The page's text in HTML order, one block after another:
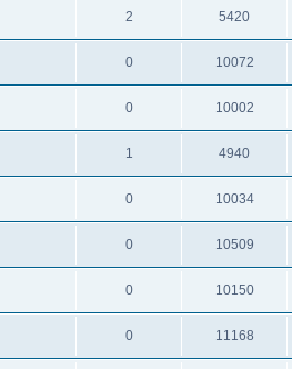
2 5420
0 10072
0 10002
1 4940
0 10034
0 10509
0 10150
0 11168